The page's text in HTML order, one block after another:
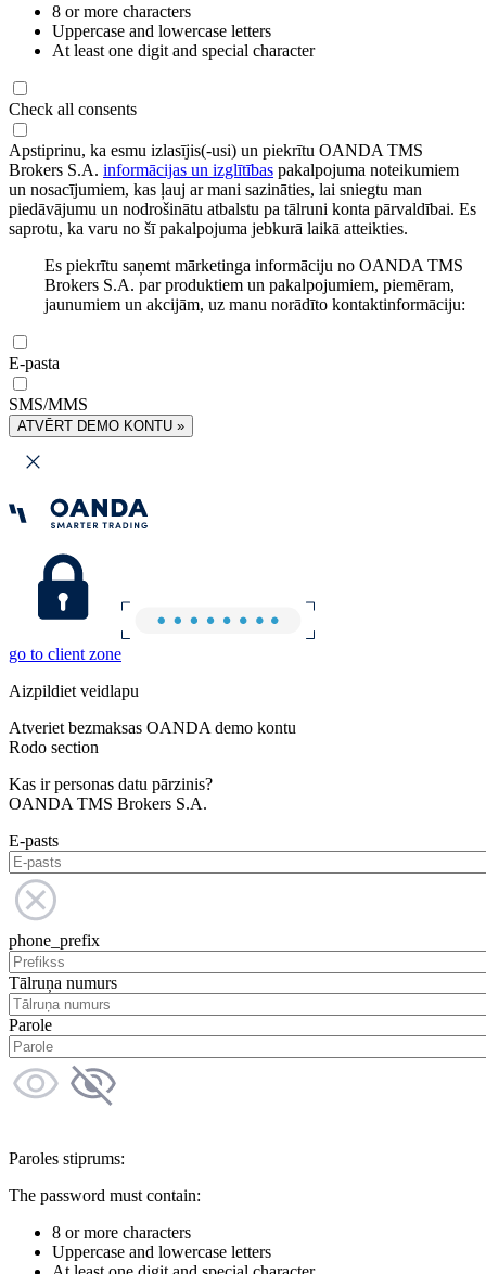
8 or more characters
Uppercase and lowercase letters
At least one digit and special character
Check all consents
Apstiprinu, ka esmu izlasījis(-usi) un piekrītu OANDA TMS
Brokers S.A. informācijas un izglītības pakalpojuma noteikumiem
un nosacījumiem, kas ļauj ar mani sazināties, lai sniegtu man
piedāvājumu un nodrošinātu atbalstu pa tālruni konta pārvaldībai. Es
saprotu, ka varu no šī pakalpojuma jebkurā laikā atteikties.
Es piekrītu saņemt mārketinga informāciju no OANDA TMS
Brokers S.A. par produktiem un pakalpojumiem, piemēram,
jaunumiem un akcijām, uz manu norādīto kontaktinformāciju:
E-pasta
SMS/MMS
ATVĒRT DEMO KONTU »
go to client zone
Aizpildiet veidlapu
Atveriet bezmaksas OANDA demo kontu
Rodo section
Kas ir personas datu pārzinis?
OANDA TMS Brokers S.A.
E-pasts
phone_prefix
Tālruņa numurs
Parole
Paroles stiprums:
The password must contain:
8 or more characters
Uppercase and lowercase letters